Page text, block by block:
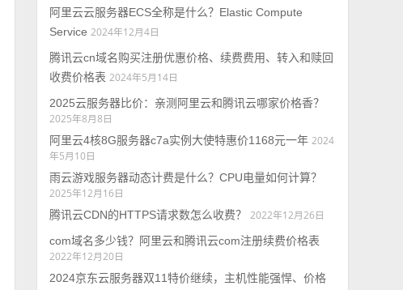
阿里云云服务器ECS全称是什么？Elastic Compute
Service 2024年12月4日
腾讯云cn域名购买注册优惠价格、续费费用、转入和赎回
收费价格表 2024年5月14日
2025云服务器比价：亲测阿里云和腾讯云哪家价格香？
2025年8月8日
阿里云4核8G服务器c7a实例大使特惠价1168元一年 2024
年5月10日
雨云游戏服务器动态计费是什么？CPU电量如何计算？
2025年12月16日
腾讯云CDN的HTTPS请求数怎么收费？
2022年12月26日
com域名多少钱？阿里云和腾讯云com注册续费价格表
2022年12月20日
2024京东云服务器双11特价继续，主机性能强悍、价格